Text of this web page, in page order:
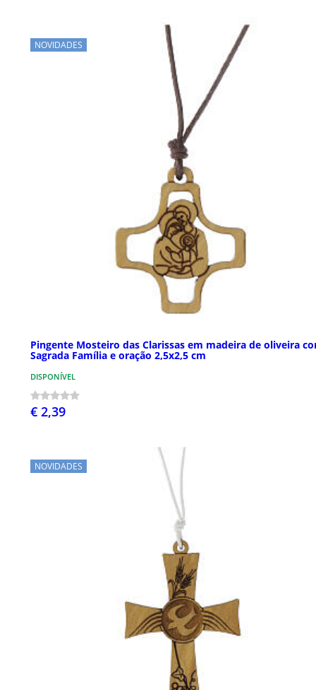
NOVIDADES
Pingente Mosteiro das Clarissas em madeira de oliveira
Sagrada Família e oração 2,5x2,5 cm
DISPONÍVEL
€ 2,39
NOVIDADES